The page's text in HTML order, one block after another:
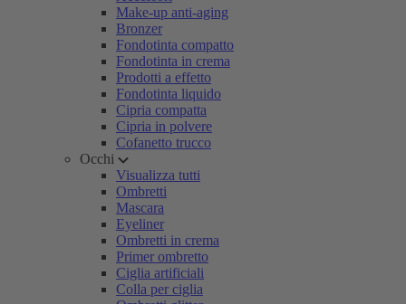
Make-up anti-aging
Bronzer
Fondotinta compatto
Fondotinta in crema
Prodotti a effetto
Fondotinta liquido
Cipria compatta
Cipria in polvere
Cofanetto trucco
Occhi
Visualizza tutti
Ombretti
Mascara
Eyeliner
Ombretti in crema
Primer ombretto
Ciglia artificiali
Colla per ciglia